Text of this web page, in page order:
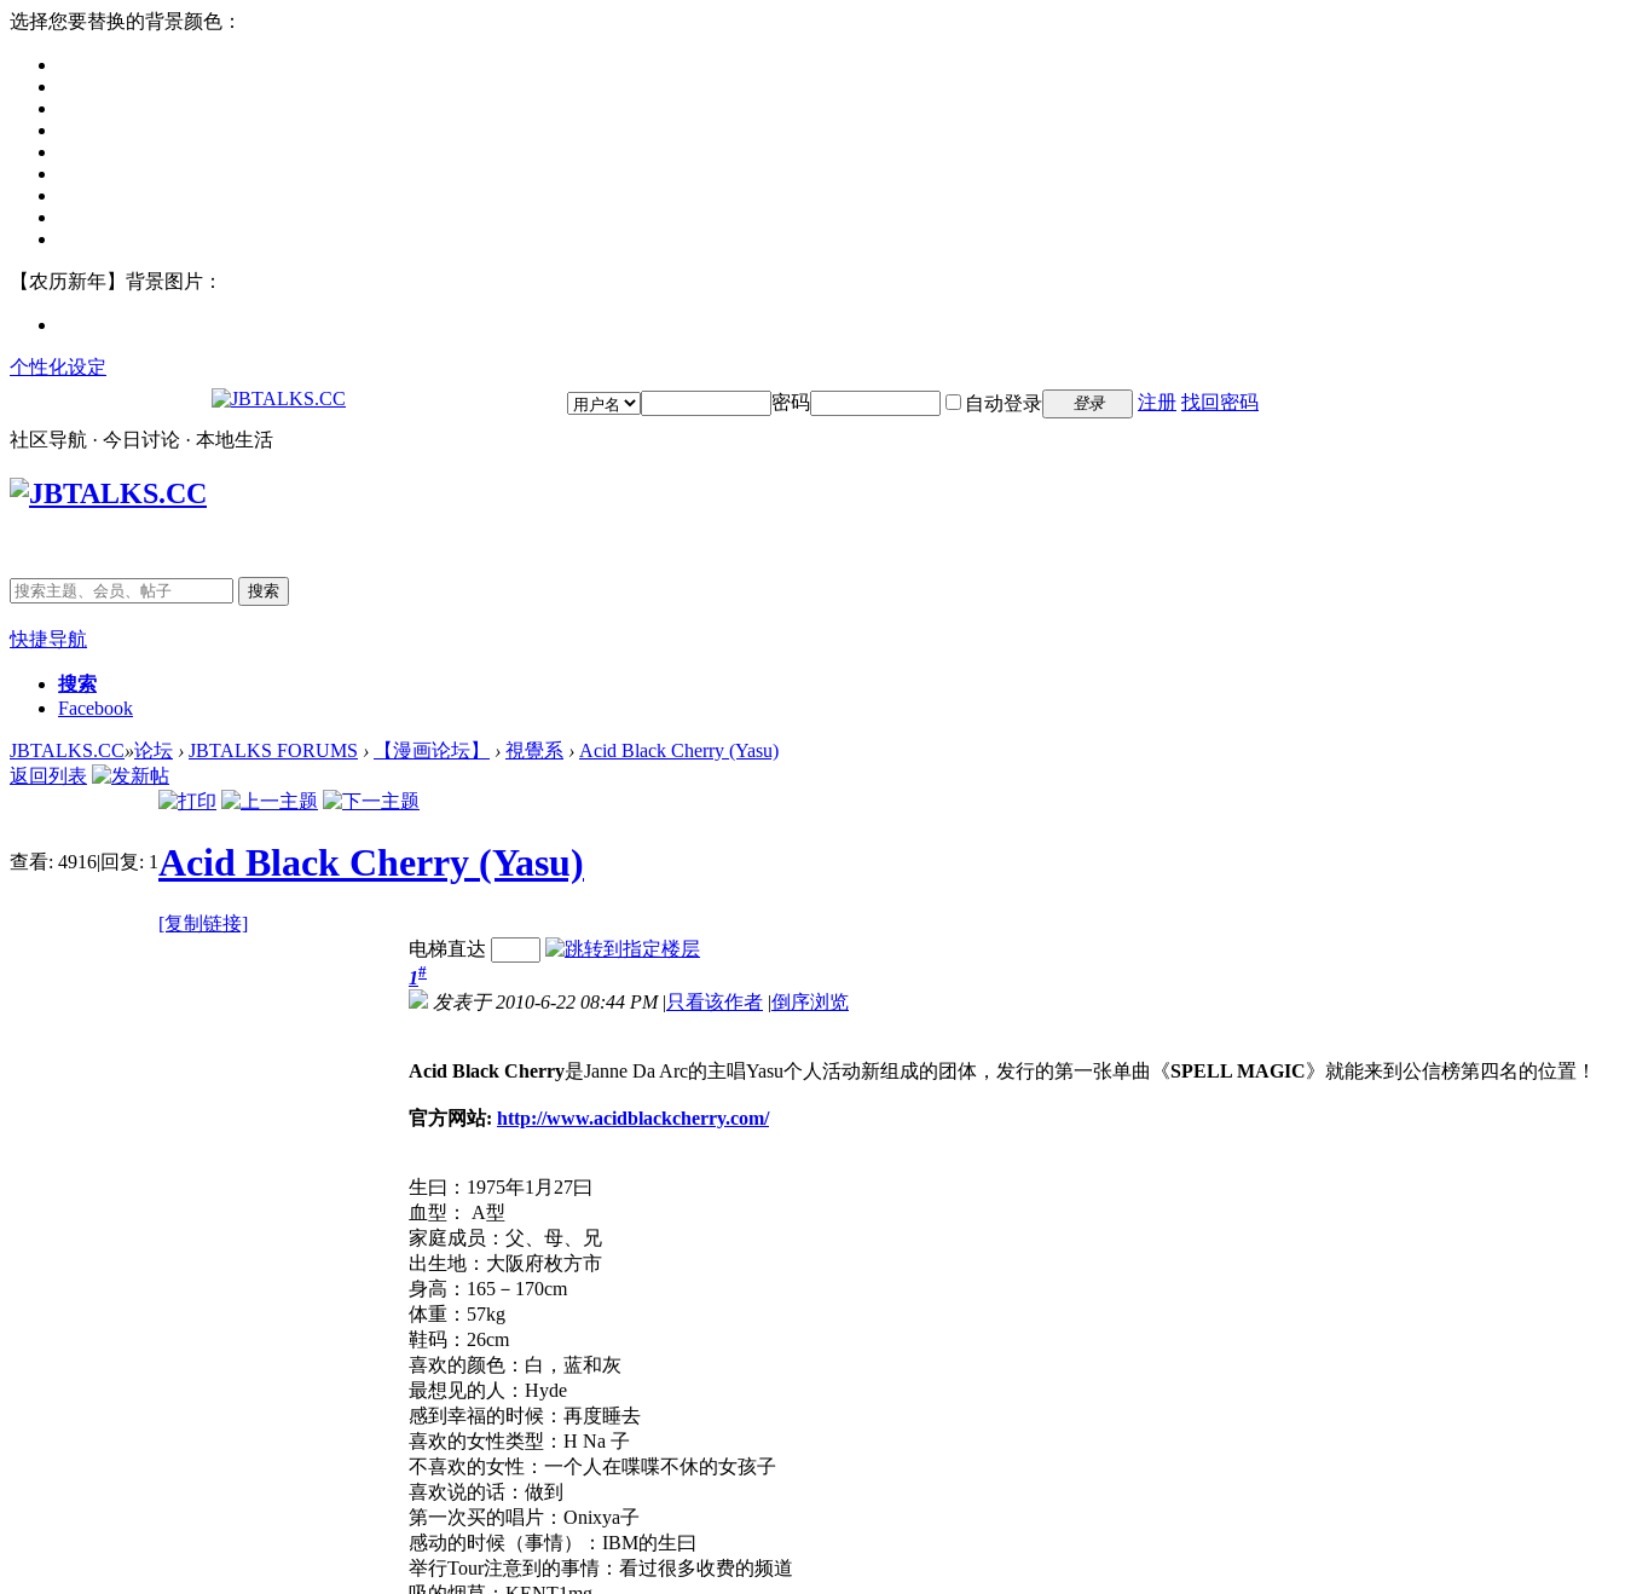
选择您要替换的背景颜色：
【农历新年】背景图片：
个性化设定
密码
自动登录 登录 注册 找回密码
社区导航 · 今日讨论 · 本地生活
搜索
快捷导航
搜索
Facebook
JBTALKS.CC»论坛 › JBTALKS FORUMS › 【漫画论坛】 › 視覺系 › Acid Black Cherry (Yasu)
返回列表
查看: 4916|回复: 1Acid Black Cherry (Yasu)
[复制链接]
电梯直达
1#
发表于 2010-6-22 08:44 PM |只看该作者 |倒序浏览
Acid Black Cherry是Janne Da Arc的主唱Yasu个人活动新组成的团体，发行的第一张单曲《SPELL MAGIC》就能来到公信榜第四名的位置！
官方网站: http://www.acidblackcherry.com/
生曰：1975年1月27曰
血型： A型
家庭成员：父、母、兄
出生地：大阪府枚方市
身高：165－170cm
体重：57kg
鞋码：26cm
喜欢的颜色：白，蓝和灰
最想见的人：Hyde
感到幸福的时候：再度睡去
喜欢的女性类型：H Na 子
不喜欢的女性：一个人在喋喋不休的女孩子
喜欢说的话：做到
第一次买的唱片：Onixya子
感动的时候（事情）：IBM的生曰
举行Tour注意到的事情：看过很多收费的频道